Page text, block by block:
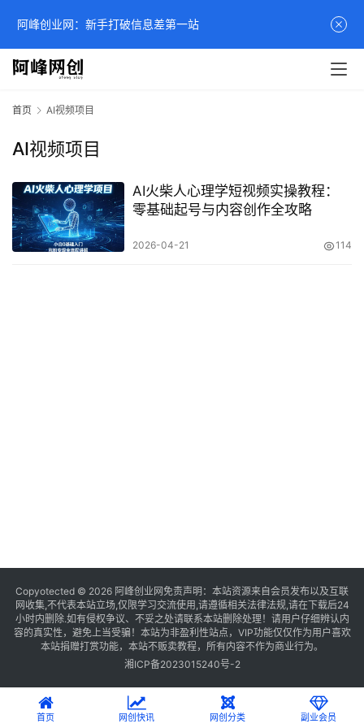
首页 AI视频项目
AI视频项目
AI火柴人心理学短视频实操教程：
零基础起号与内容创作全攻略
2026-04-21 114
Copyotected © 2026 阿峰创业网 免责声明：本站资源来自会员发布以及互联
网收集,不代表本站立场,仅限学习交流使用,请遵循相关法律法规,请在下载后24
小时内删除.如有侵权争议、不妥之处请联系本站删除处理！请用户仔细辨认内
容的真实性，避免上当受骗！本站为非盈利性站点，VIP功能仅仅作为用户喜欢
本站捐赠打赏功能，本站不贩卖教程，所有内容不作为商业行为。
湘ICP备2023015240号-2
首页 网创快讯 网创分类 副业会员
阿峰创业网：新手打破信息差第一站